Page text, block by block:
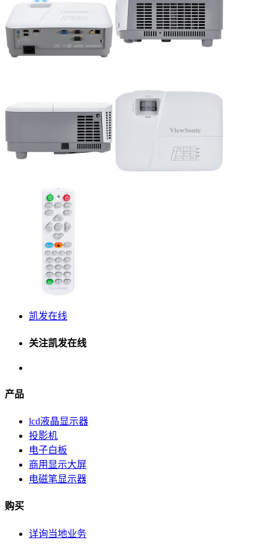
凯发在线
关注凯发在线
产品
lcd液晶显示器
投影机
电子白板
商用显示大屏
电磁笔显示器
购买
详询当地业务